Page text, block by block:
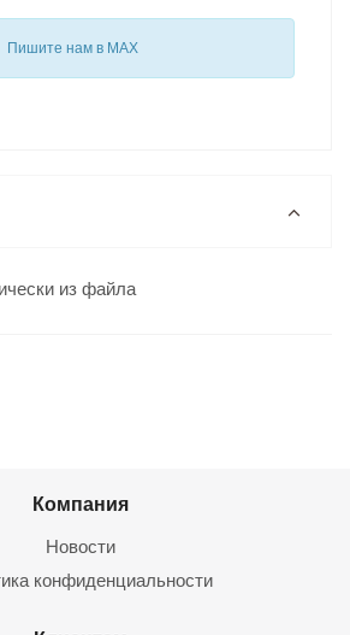
Пишите нам в MAX
из файла
Компания
Новости
конфиденциальности